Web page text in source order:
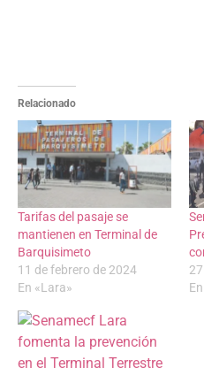
Relacionado
Tarifas del pasaje se
mantienen en Terminal de
Barquisimeto
11 de febrero de 2024
En «Lara»